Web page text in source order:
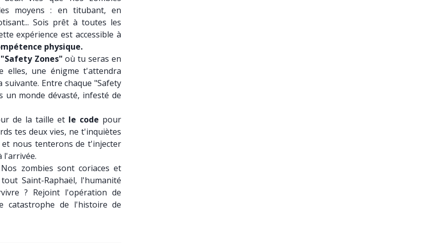
moyens : en titubant, en
Sois prêt à toutes les
expérience est accessible à
physique.
"Safety Zones" où tu seras en
elles, une énigme t'attendra
Entre chaque "Safety
un monde dévasté, infesté de
de la taille et le code pour
tes deux vies, ne t'inquiètes
nous tenterons de t'injecter
l'arrivée.
zombies sont coriaces et
Saint-Raphaël, l'humanité
? Rejoint l'opération de
de l'histoire de